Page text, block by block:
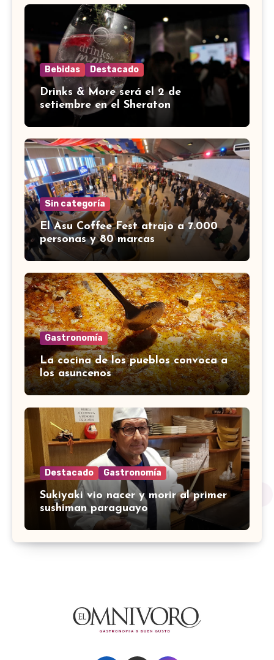
Bebidas Destacado
Drinks & More será el 2 de
setiembre en el Sheraton
Sin categoría
El Asu Coffee Fest atrajo a 7.000
personas y 80 marcas
Gastronomía
La cocina de los pueblos convoca a
los asuncenos
Destacado Gastronomía
Sukiyaki vio nacer y morir al primer
sushiman paraguayo